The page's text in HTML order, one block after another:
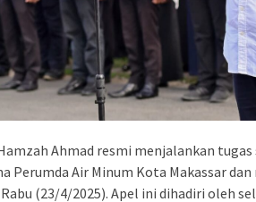
Ahmad resmi menjalankan
Perumda Air Minum Kota Makassar
(23/4/2025). Apel ini dihadiri oleh